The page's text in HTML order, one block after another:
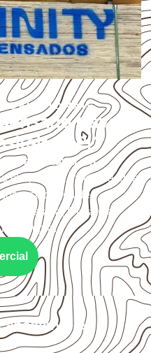
Naval
– PI?
Naval em
chapa será instalada, qual
cuidados de
Espessura, formato e
compra.
e